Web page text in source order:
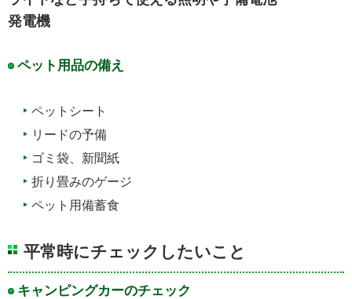
発電機
ペット用品の備え
ペットシート
リードの予備
ゴミ袋、新聞紙
折り畳みのゲージ
ペット用備蓄食
平常時にチェックしたいこと
キャンピングカーのチェック